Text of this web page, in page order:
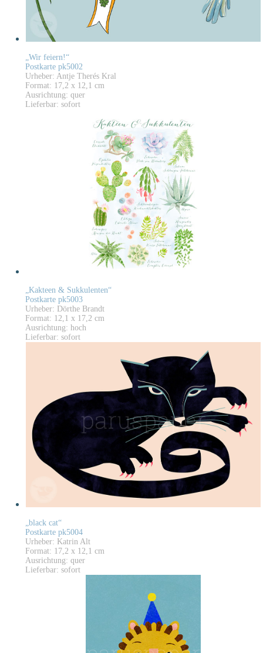
„Wir feiern!“
Postkarte pk5002
Urheber: Antje Therés Kral
Format: 17,2 x 12,1 cm
Ausrichtung: quer
Lieferbar: sofort
„Kakteen & Sukkulenten“
Postkarte pk5003
Urheber: Dörthe Brandt
Format: 12,1 x 17,2 cm
Ausrichtung: hoch
Lieferbar: sofort
„black cat“
Postkarte pk5004
Urheber: Katrin Alt
Format: 17,2 x 12,1 cm
Ausrichtung: quer
Lieferbar: sofort